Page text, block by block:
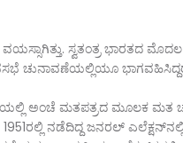
ಸ್ವತಂತ್ರ ಭಾರತದ
ಚುನಾವಣೆಯಲ್ಲಿಯೂ
ಅಂಚೆ ಮತಪತ್ರದ ಮೂಲಕ ಮತ
ನಡೆದಿದ್ದ ಜನರಲ್‌